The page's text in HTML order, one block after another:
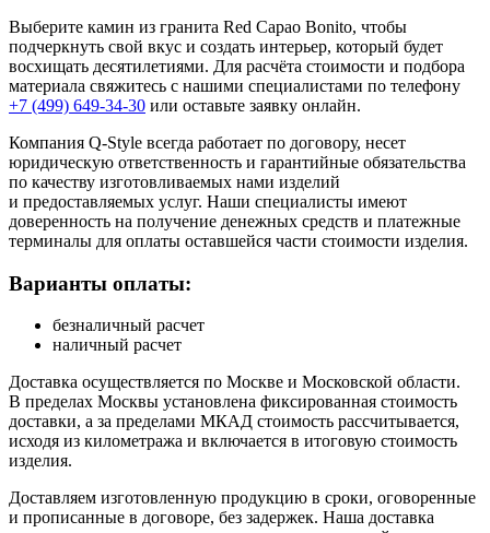
Выберите камин из гранита Red Capao Bonito, чтобы
подчеркнуть свой вкус и создать интерьер, который будет
восхищать десятилетиями. Для расчёта стоимости и подбора
материала свяжитесь с нашими специалистами по телефону
+7 (499) 649-34-30 или оставьте заявку онлайн.
Компания Q-Style всегда работает по договору, несет
юридическую ответственность и гарантийные обязательства
по качеству изготовливаемых нами изделий
и предоставляемых услуг. Наши специалисты имеют
доверенность на получение денежных средств и платежные
терминалы для оплаты оставшейся части стоимости изделия.
Варианты оплаты:
безналичный расчет
наличный расчет
Доставка осуществляется по Москве и Московской области.
В пределах Москвы установлена фиксированная стоимость
доставки, а за пределами МКАД стоимость рассчитывается,
исходя из километража и включается в итоговую стоимость
изделия.
Доставляем изготовленную продукцию в сроки, оговоренные
и прописанные в договоре, без задержек. Наша доставка